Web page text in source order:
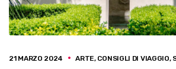
21 MARZO 2024 ARTE, CONSIGLI DI VIAGGIO,